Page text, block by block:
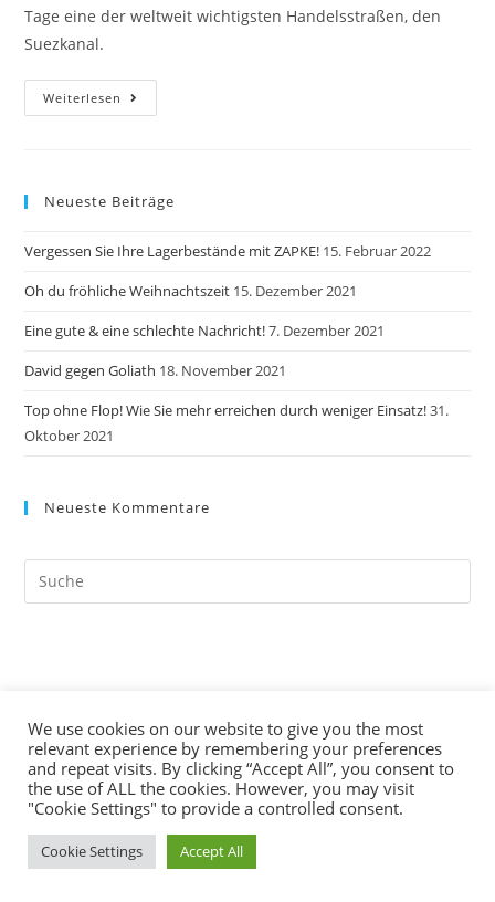
Tage eine der weltweit wichtigsten Handelsstraßen, den
Suezkanal.
Weiterlesen Suez
Kanal
Neueste Beiträge
Vergessen Sie Ihre Lagerbestände mit ZAPKE! 15. Februar 2022
Oh du fröhliche Weihnachtszeit 15. Dezember 2021
Eine gute & eine schlechte Nachricht!7. Dezember 2021
David gegen Goliath 18. November 2021
Top ohne Flop! Wie Sie mehr erreichen durch weniger Einsatz!31.
Oktober 2021
Neueste Kommentare
Search
this
We use cookies on our website to give you the most
relevant experience by remembering your preferences
and repeat visits. By clicking “Accept All”, you consent to
the use of ALL the cookies. However, you may visit
"Cookie Settings" to provide a controlled consent.
Cookie Settings Accept All